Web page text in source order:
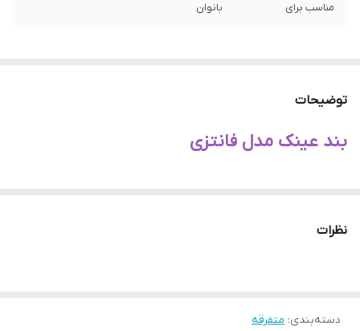
مناسب برای بانوان
توضیحات
بند عینک مدل فانتزی
نظرات
دسته‌بندی: متفرقه